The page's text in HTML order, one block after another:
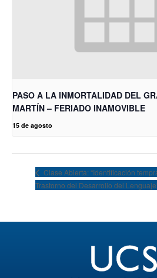
PASO A LA INMORTALIDAD DEL
MARTÍN – FERIADO INAMOVIBLE
15 de agosto
Clase Abierta: “Identificación
Trastorno del Desarrollo del